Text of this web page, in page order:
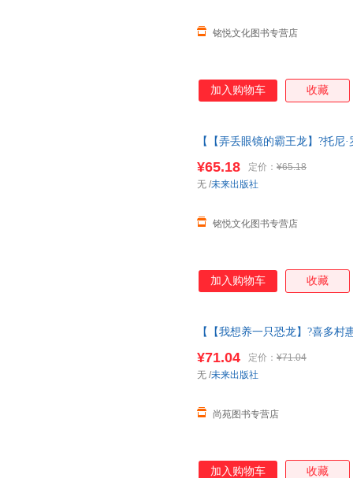
铭悦文化图书专营店
加入购物车 收藏
【【弄丢眼镜的霸王龙】?托尼
龙】?托尼·罗斯
¥65.18 定价： ¥65.18
铭悦文化图书专营店
无 /未来出版社
加入购物车 收藏
【【我想养一只恐龙】?喜多村
退换货【让您无忧购物】
¥71.04 定价： ¥71.04
尚苑图书专营店
无 /未来出版社
加入购物车 收藏